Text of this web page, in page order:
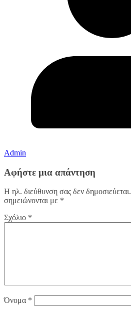
Admin
Αφήστε μια απάντηση
Η ηλ. διεύθυνση σας δεν δημοσιεύεται.
σημειώνονται με *
Σχόλιο *
Όνομα *